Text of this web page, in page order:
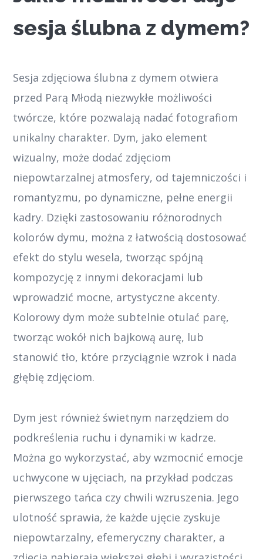
sesja ślubna z dymem?
Sesja zdjęciowa ślubna z dymem otwiera
przed Parą Młodą niezwykłe możliwości
twórcze, które pozwalają nadać fotografiom
unikalny charakter. Dym, jako element
wizualny, może dodać zdjęciom
niepowtarzalnej atmosfery, od tajemniczości i
romantyzmu, po dynamiczne, pełne energii
kadry. Dzięki zastosowaniu różnorodnych
kolorów dymu, można z łatwością dostosować
efekt do stylu wesela, tworząc spójną
kompozycję z innymi dekoracjami lub
wprowadzić mocne, artystyczne akcenty.
Kolorowy dym może subtelnie otulać parę,
tworząc wokół nich bajkową aurę, lub
stanowić tło, które przyciągnie wzrok i nada
głębię zdjęciom.
Dym jest również świetnym narzędziem do
podkreślenia ruchu i dynamiki w kadrze.
Można go wykorzystać, aby wzmocnić emocje
uchwycone w ujęciach, na przykład podczas
pierwszego tańca czy chwili wzruszenia. Jego
ulotność sprawia, że każde ujęcie zyskuje
niepowtarzalny, efemeryczny charakter, a